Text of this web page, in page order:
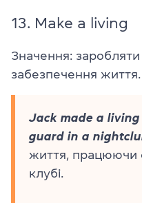
13. Make a living
Значення:
забезпечення життя.
Jack made a
guard in a
життя, працюючи
клубі.